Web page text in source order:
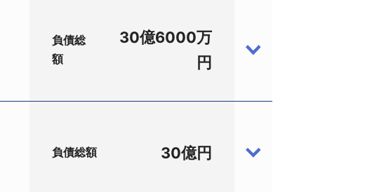
負債総
額
30億6000万
円
町3－3－5、設立1990（平成2）年1月、資本
負債総額 30億円